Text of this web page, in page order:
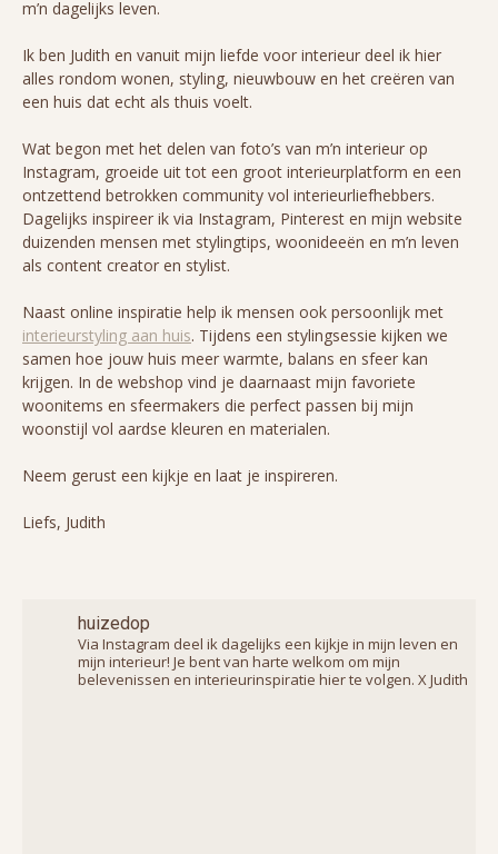
m’n dagelijks leven.
Ik ben Judith en vanuit mijn liefde voor interieur deel ik hier
alles rondom wonen, styling, nieuwbouw en het creëren van
een huis dat echt als thuis voelt.
Wat begon met het delen van foto’s van m’n interieur op
Instagram, groeide uit tot een groot interieurplatform en een
ontzettend betrokken community vol interieurliefhebbers.
Dagelijks inspireer ik via Instagram, Pinterest en mijn website
duizenden mensen met stylingtips, woonideeën en m’n leven
als content creator en stylist.
Naast online inspiratie help ik mensen ook persoonlijk met
interieurstyling aan huis. Tijdens een stylingsessie kijken we
samen hoe jouw huis meer warmte, balans en sfeer kan
krijgen. In de webshop vind je daarnaast mijn favoriete
woonitems en sfeermakers die perfect passen bij mijn
woonstijl vol aardse kleuren en materialen.
Neem gerust een kijkje en laat je inspireren.
Liefs, Judith
huizedop
Via Instagram deel ik dagelijks een kijkje in mijn leven en
mijn interieur! Je bent van harte welkom om mijn
belevenissen en interieurinspiratie hier te volgen. X Judith